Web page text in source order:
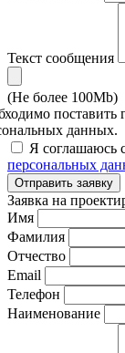
Текст сообщения
(Не более 100Mb)
поставить
данных.
Я соглашаюсь
персональных
Отправить заявку
Заявка на
Имя
Фамилия
Отчество
Email
Телефон
Наименование